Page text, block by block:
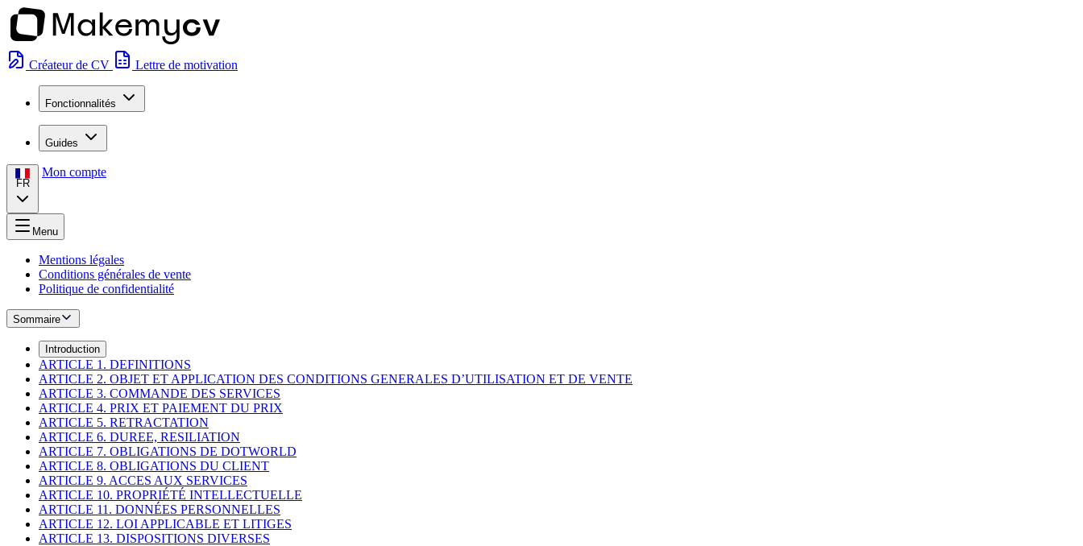
Créateur de CV Lettre de motivation
Fonctionnalités
Guides
FR
Mon compte
Menu
Mentions légales
Conditions générales de vente
Politique de confidentialité
Sommaire
Introduction
ARTICLE 1. DEFINITIONS
ARTICLE 2. OBJET ET APPLICATION DES CONDITIONS GENERALES D’UTILISATION ET DE VENTE
ARTICLE 3. COMMANDE DES SERVICES
ARTICLE 4. PRIX ET PAIEMENT DU PRIX
ARTICLE 5. RETRACTATION
ARTICLE 6. DUREE, RESILIATION
ARTICLE 7. OBLIGATIONS DE DOTWORLD
ARTICLE 8. OBLIGATIONS DU CLIENT
ARTICLE 9. ACCES AUX SERVICES
ARTICLE 10. PROPRIÉTÉ INTELLECTUELLE
ARTICLE 11. DONNÉES PERSONNELLES
ARTICLE 12. LOI APPLICABLE ET LITIGES
ARTICLE 13. DISPOSITIONS DIVERSES